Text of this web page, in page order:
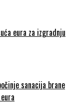
eura za izgradnju
sanacija brane